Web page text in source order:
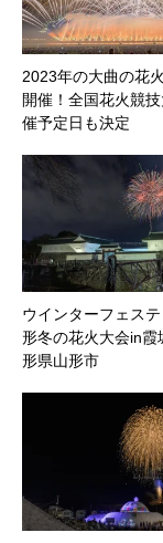
2023年の大曲の花
開催！全国花火競
催予定日も決定
ウインターフェス
形冬の花火大会in霞
形県山形市